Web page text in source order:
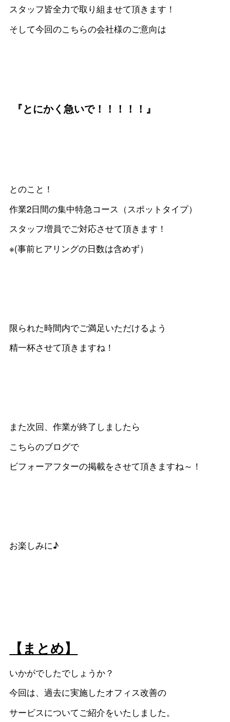
スタッフ皆全力で取り組ませて頂きます！
そして今回のこちらの会社様のご意向は
『とにかく急いで！！！！！』
とのこと！
作業2日間の集中特急コース（スポットタイプ）
スタッフ増員でご対応させて頂きます！
※(事前ヒアリングの日数は含めず）
限られた時間内でご満足いただけるよう
精一杯させて頂きますね！
また次回、作業が終了しましたら
こちらのブログで
ビフォーアフターの掲載をさせて頂きますね～！
お楽しみに♪
【まとめ】
いかがでしたでしょうか？
今回は、過去に実施したオフィス改善の
サービスについてご紹介をいたしました。